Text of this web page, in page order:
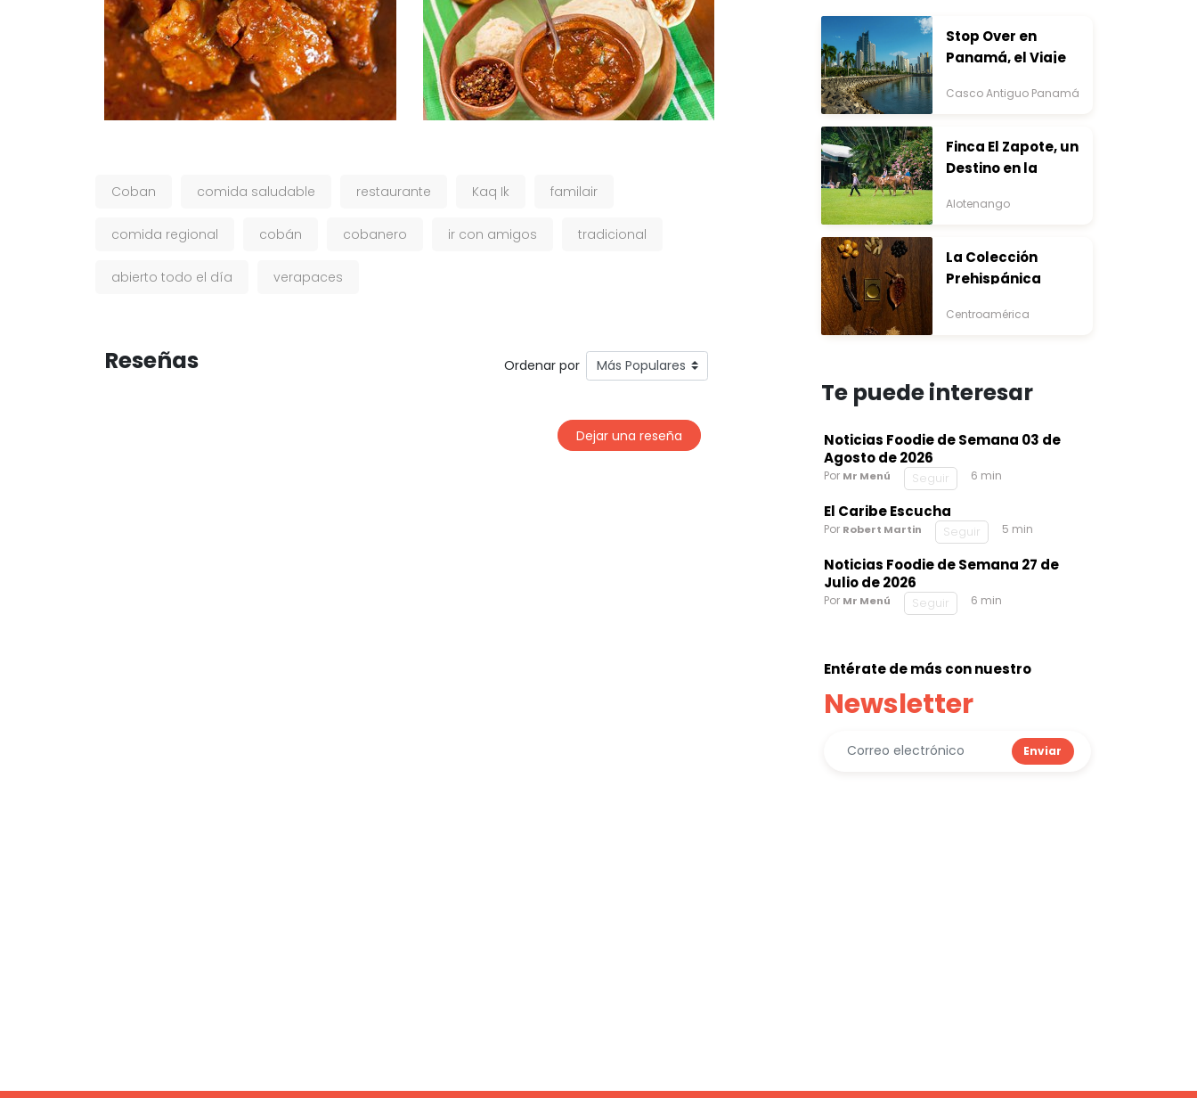
Coban comida saludable restaurante Kaq Ik familair
comida regional cobán cobanero ir con amigos tradicional
abierto todo el día verapaces
Reseñas Ordenar por
Dejar una reseña
Stop Over en
Panamá, el Viaje
Destino
Casco Antiguo Panamá
Finca El Zapote, un
Destino en la
Arte y Naturaleza
Alotenango
La Colección
Prehispánica
Centroamérica
Te puede interesar
Noticias Foodie de Semana 03 de
Agosto de 2026
Por Mr Menú Seguir 6 min
El Caribe Escucha
Por Robert Martin Seguir 5 min
Noticias Foodie de Semana 27 de
Julio de 2026
Por Mr Menú Seguir 6 min
Entérate de más con nuestro
Newsletter
Enviar